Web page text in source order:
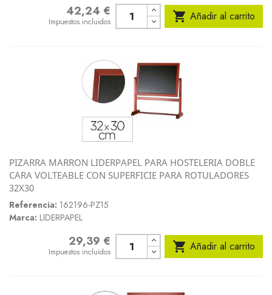
Precio42,24 €
Impuestos incluidos  Añadir al carrito
PIZARRA MARRON LIDERPAPEL PARA HOSTELERIA DOBLE
CARA VOLTEABLE CON SUPERFICIE PARA ROTULADORES
32X30
Referencia: 162196-PZ15
Marca: LIDERPAPEL
Precio29,39 €
Impuestos incluidos  Añadir al carrito